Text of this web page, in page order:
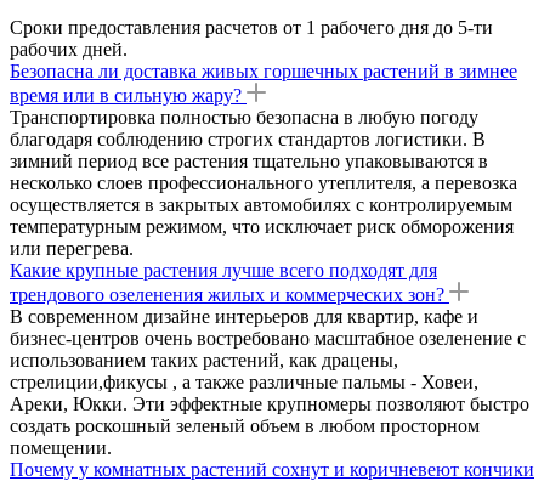
Сроки предоставления расчетов от 1 рабочего дня до 5-ти
рабочих дней.
Безопасна ли доставка живых горшечных растений в зимнее
время или в сильную жару?
Транспортировка полностью безопасна в любую погоду
благодаря соблюдению строгих стандартов логистики. В
зимний период все растения тщательно упаковываются в
несколько слоев профессионального утеплителя, а перевозка
осуществляется в закрытых автомобилях с контролируемым
температурным режимом, что исключает риск обморожения
или перегрева.
Какие крупные растения лучше всего подходят для
трендового озеленения жилых и коммерческих зон?
В современном дизайне интерьеров для квартир, кафе и
бизнес-центров очень востребовано масштабное озеленение с
использованием таких растений, как драцены,
стрелиции,фикусы , а также различные пальмы - Ховеи,
Ареки, Юкки. Эти эффектные крупномеры позволяют быстро
создать роскошный зеленый объем в любом просторном
помещении.
Почему у комнатных растений сохнут и коричневеют кончики